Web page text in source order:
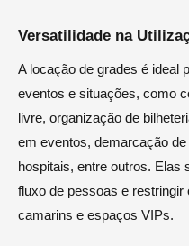
Versatilidade na
A locação de grades é ideal
eventos e situações, como
livre, organização de
em eventos, demarcação
hospitais, entre outros. Elas
fluxo de pessoas e
camarins e espaços VIPs.